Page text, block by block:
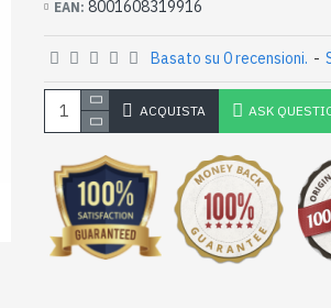
EAN: 8001608319916
Basato su 0 recensioni. -
ACQUISTA ASK